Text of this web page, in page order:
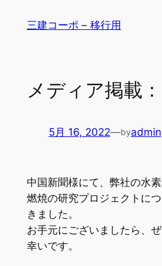
三建コーポ – 移行用
メディア掲載
5月 16, 2022—byadmin
中国新聞様にて、弊社の水
燃焼の研究プロジェクトに
きました。
お手元にございましたら、
幸いです。